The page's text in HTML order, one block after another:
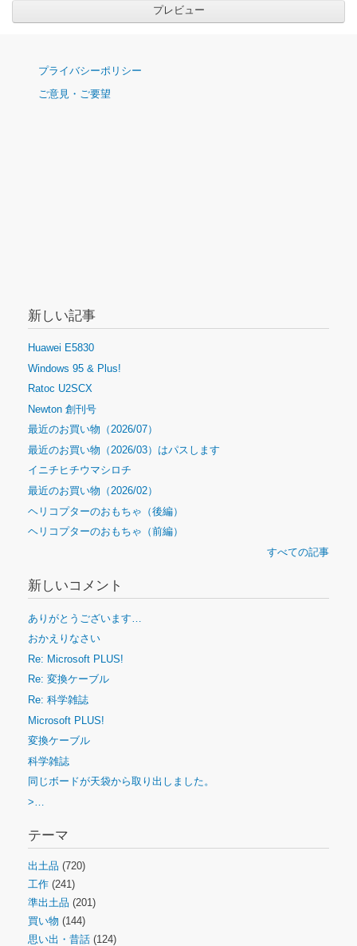
ナ
ゲ
プライバシーポリシー
ご意見・ご要望
新しい記事
Huawei E5830
Windows 95 & Plus!
Ratoc U2SCX
Newton 創刊号
最近のお買い物（2026/07）
最近のお買い物（2026/03）はパスします
イニチヒチウマシロチ
最近のお買い物（2026/02）
ヘリコプターのおもちゃ（後編）
ヘリコプターのおもちゃ（前編）
すべての記事
新しいコメント
ありがとうございます…
おかえりなさい
Re: Microsoft PLUS!
Re: 変換ケーブル
Re: 科学雑誌
Microsoft PLUS!
変換ケーブル
科学雑誌
同じボードが天袋から取り出しました。
>…
テーマ
出土品 (720)
工作 (241)
準出土品 (201)
買い物 (144)
思い出・昔話 (124)